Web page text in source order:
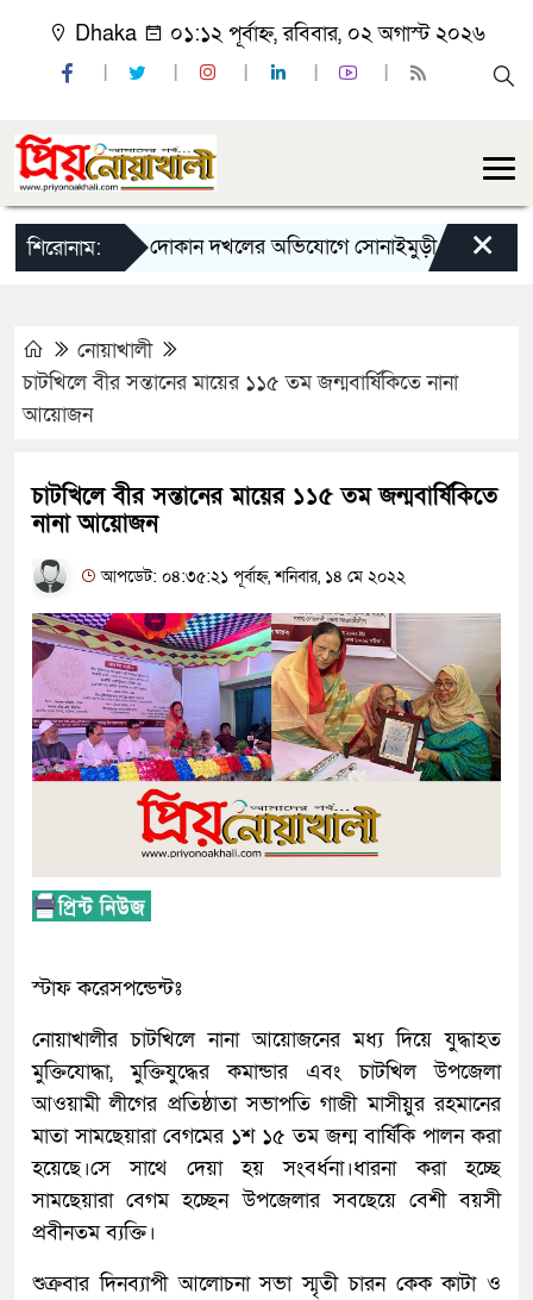
Dhaka ০১:১২ পূর্বাহ্ন, রবিবার, ০২ অগাস্ট ২০২৬
শিরোনাম:
চাঁদাবাজি ও দোকান দখলের অভিযোগে সোনাইমুড়ী জয়াগে যুবদল
×
নোয়াখালী
চাটখিলে বীর সন্তানের মায়ের ১১৫ তম জন্মবার্ষিকিতে নানা
আয়োজন
চাটখিলে বীর সন্তানের মায়ের ১১৫ তম জন্মবার্ষিকিতে
নানা আয়োজন
আপডেট: ০৪:৩৫:২১ পূর্বাহ্ন, শনিবার, ১৪ মে ২০২২
স্টাফ করেসপন্ডেন্টঃ
নোয়াখালীর চাটখিলে নানা আয়োজনের মধ্য দিয়ে যুদ্ধাহত
মুক্তিযোদ্ধা, মুক্তিযুদ্ধের কমান্ডার এবং চাটখিল উপজেলা
আওয়ামী লীগের প্রতিষ্ঠাতা সভাপতি গাজী মাসীয়ুর রহমানের
মাতা সামছেয়ারা বেগমের ১শ ১৫ তম জন্ম বার্ষিকি পালন করা
হয়েছে।সে সাথে দেয়া হয় সংবর্ধনা।ধারনা করা হচ্ছে
সামছেয়ারা বেগম হচ্ছেন উপজেলার সবছেয়ে বেশী বয়সী
প্রবীনতম ব্যক্তি।
শুক্রবার দিনব্যাপী আলোচনা সভা স্মৃতী চারন কেক কাটা ও